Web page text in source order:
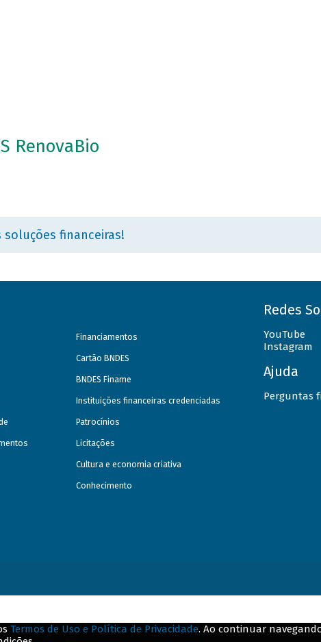
RenovaBio
soluções financeiras!
Financiamentos
Cartão BNDES
BNDES Finame
Instituições financeiras credenciadas
Patrocínios
Licitações
Cultura e economia criativa
Conhecimento
Redes
YouTube
Instagram
Ajuda
Perguntas
Termos de Uso e Política de Privacidade. Ao continuar